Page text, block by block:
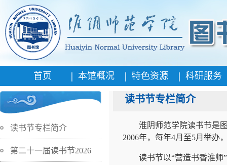
首页 | 本馆概况 | 特色资源 | 科研服务
读书节专栏简介
第二十一届读书节2026
读书节专栏简介
淮阴师范学院读书节是
2006年，每年4月至5月举办
读书节以“营造书香淮